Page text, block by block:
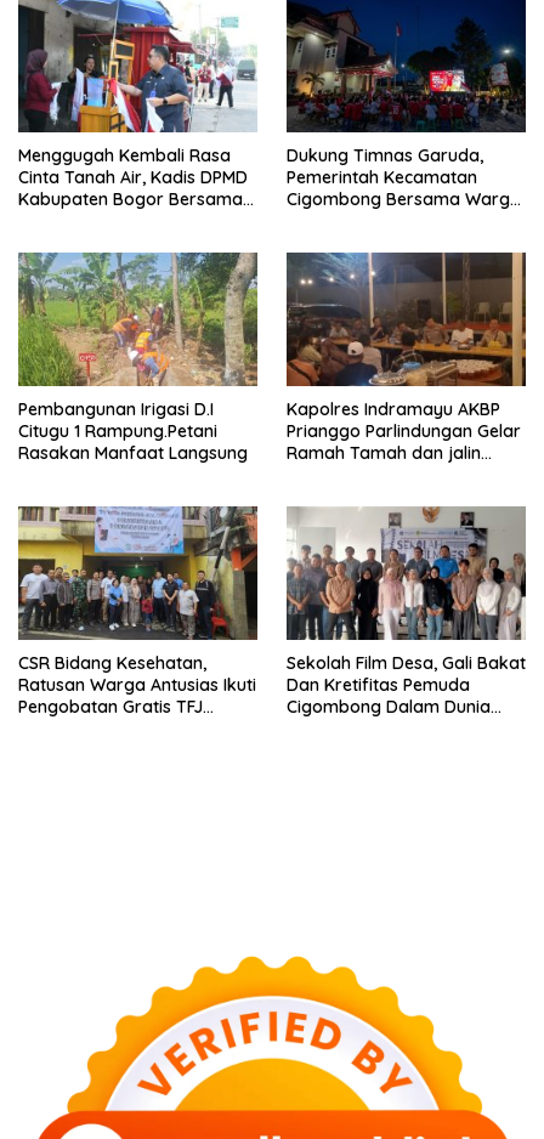
Menggugah Kembali Rasa
Cinta Tanah Air, Kadis DPMD
Kabupaten Bogor Bersama
Masyarakat Dan Pengguna
Jalan.
Dukung Timnas Garuda,
Pemerintah Kecamatan
Cigombong Bersama Warga
Pembangunan Irigasi D.I
Citugu 1 Rampung.Petani
Rasakan Manfaat Langsung
Kapolres Indramayu AKBP
Prianggo Parlindungan Gelar
Ramah Tamah dan jalin
CSR Bidang Kesehatan,
Ratusan Warga Antusias Ikuti
Pengobatan Gratis TFJ
Sekolah Film Desa, Gali Bakat
Dan Kretifitas Pemuda
Cigombong Dalam Dunia